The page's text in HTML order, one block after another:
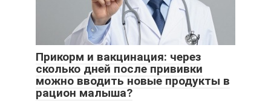
Прикорм и вакцинация: через
сколько дней после прививки
можно вводить новые продукты в
рацион малыша?